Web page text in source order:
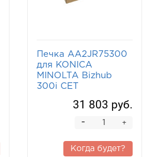
Печка AA2JR75300
для KONICA
MINOLTA Bizhub
300i CET
31 803 руб.
+
-
Когда будет?